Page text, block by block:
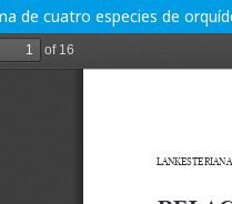
de cuatro especies de